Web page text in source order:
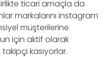
ticari amaçla da
markalarını instagram
müşterilerine
için aktif olarak
kasıyorlar.